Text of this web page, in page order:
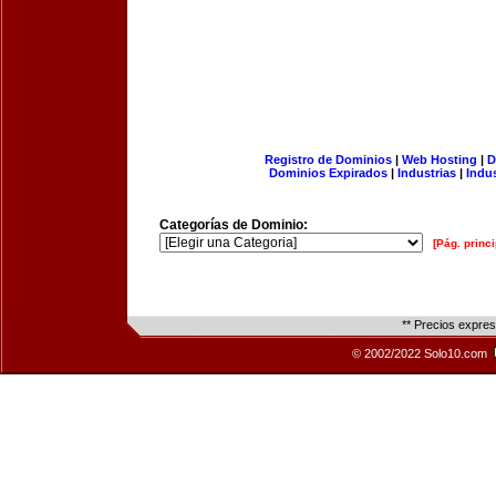
Registro de Dominios| Web Hosting |
Dominios Expirados | Industrias |
Categorías de Dominio:
[Pág.
** Precios
© 2002/2022 Solo10.com